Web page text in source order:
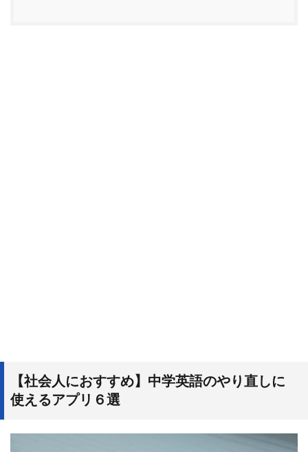
【社会人におすすめ】中学英語のやり直しに
使えるアプリ６選